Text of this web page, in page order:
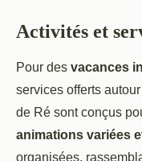
Activités et
Pour des vacances
services offerts
de Ré sont conçus
animations variées
organisées,